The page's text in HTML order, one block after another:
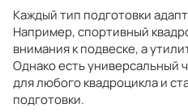
Каждый тип подготовки
Например, спортивный
внимания к подвеске, а
Однако есть универсальный
для любого квадроцикла и
подготовки.